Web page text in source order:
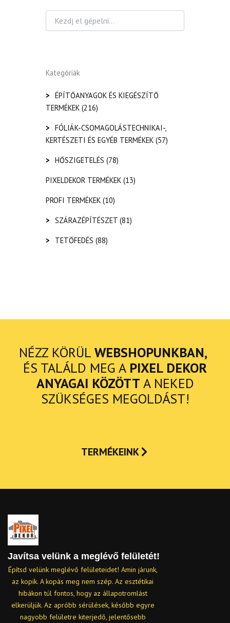
Kategóriák
> ÉPÍTŐANYAGOK ÉS KIEGÉSZÍTŐ
TERMÉKEK (216)
> FÓLIÁK-CSOMAGOLÁSTECHNIKAI-,
KERTÉSZETI ÉS EGYÉB TERMÉKEK (57)
> HŐSZIGETELÉS (78)
PIXELDEKOR TERMÉKEK (13)
PROFI TERMÉKEK (10)
> SZÁRAZÉPÍTÉSZET (81)
> TETŐFEDÉS (88)
NÉZZ KÖRÜL WEBSHOPUNKBAN,
ÉS TALÁLD MEG A PIXEL DEKOR
ANYAGAI KÖZÖTT A NEKED
SZÜKSÉGES MEGOLDÁST!
TERMÉKEINK
Javítsa velünk a meglévő felületét!
Építsd velünk meglévő felületeidet! Amin járunk,
az kopik. A kopás meg nem szép. Az esztétikai
hibákon túl fontos, hogy az állapotromlást
elkerüljük. Az apróbb sérülések, később egyre
nagyobb felületre kiterjedő, jelentősebb